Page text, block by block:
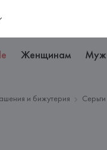
Женщинам
и бижутерия Серьги